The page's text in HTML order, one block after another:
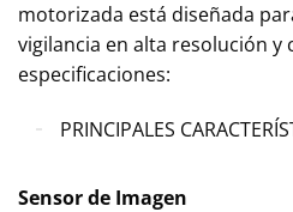
motorizada está diseñada
vigilancia en alta resolución y
especificaciones:
PRINCIPALES
Sensor de Imagen